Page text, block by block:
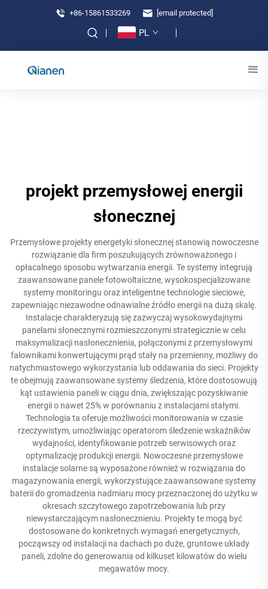
+86-15861533269 [email protected]
PL
projekt przemysłowej energii
słonecznej
Przemysłowe projekty energetyki słonecznej stanowią nowoczesne
rozwiązanie dla firm poszukujących zrównoważonego i
opłacalnego sposobu wytwarzania energii. Te systemy integrują
zaawansowane panele fotowoltaiczne, wysokospecjalizowane
systemy monitoringu oraz inteligentne technologie sieciowe,
zapewniając niezawodne odnawialne źródło energii na dużą skalę.
Instalacje charakteryzują się zazwyczaj wysokowydajnymi
panelami słonecznymi rozmieszczonymi strategicznie w celu
maksymalizacji nasłonecznienia, połączonymi z przemysłowymi
falownikami konwertującymi prąd stały na przemienny, możliwy do
natychmiastowego wykorzystania lub oddawania do sieci. Projekty
te obejmują zaawansowane systemy śledzenia, które dostosowują
kąt ustawienia paneli w ciągu dnia, zwiększając pozyskiwanie
energii o nawet 25% w porównaniu z instalacjami stałymi.
Technologia ta oferuje możliwości monitorowania w czasie
rzeczywistym, umożliwiając operatorom śledzenie wskaźników
wydajności, identyfikowanie potrzeb serwisowych oraz
optymalizację produkcji energii. Nowoczesne przemysłowe
instalacje solarne są wyposażone również w rozwiązania do
magazynowania energii, wykorzystujące zaawansowane systemy
baterii do gromadzenia nadmiaru mocy przeznaczonej do użytku w
okresach szczytowego zapotrzebowania lub przy
niewystarczającym nasłonecznieniu. Projekty te mogą być
dostosowane do konkretnych wymagań energetycznych,
począwszy od instalacji na dachach po duże, gruntowe układy
paneli, zdolne do generowania od kilkuset kilowatów do wielu
megawatów mocy.